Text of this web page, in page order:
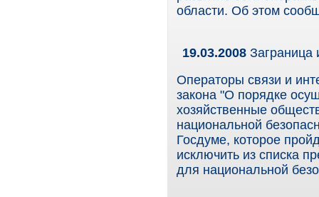
области. Об этом
19.03.2008 Заграница
Операторы связи и
закона "О порядке
хозяйственные
национальной
Госдуме, которое
исключить из списка
для национальной